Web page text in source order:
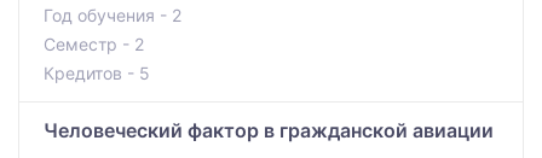
Год обучения - 2
Семестр - 2
Кредитов - 5
Человеческий фактор в гражданской авиации